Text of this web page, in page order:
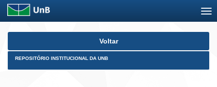
Skip
Voltar
REPOSITÓRIO INSTITUCIONAL DA UNB